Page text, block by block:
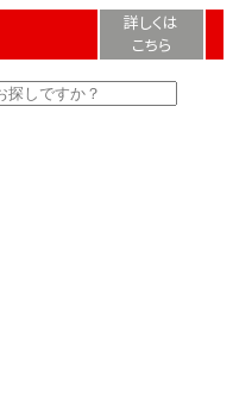
詳しくは
こちら